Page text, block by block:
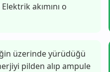
akımını o
üzerinde yürüdüğü
pilden alıp ampule